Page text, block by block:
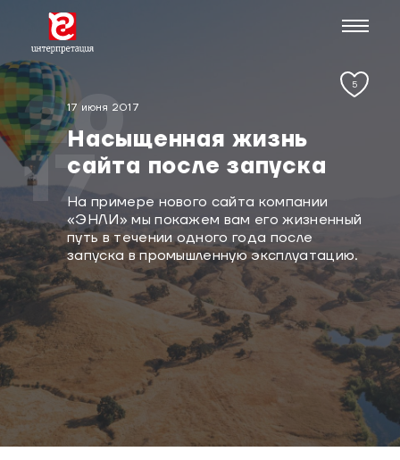
17 июня 2017
20
17Насыщенная жизнь
сайта после запуска
На примере нового сайта компании
«ЭНЛИ» мы покажем вам его жизненный
путь в течении одного года после
запуска в промышленную эксплуатацию.
5